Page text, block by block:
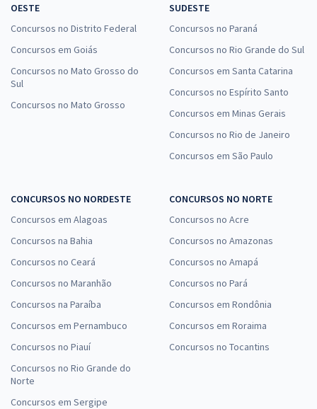
OESTE
Concursos no Distrito Federal
Concursos em Goiás
Concursos no Mato Grosso do
Sul
Concursos no Mato Grosso
SUDESTE
Concursos no Paraná
Concursos no Rio Grande do Sul
Concursos em Santa Catarina
Concursos no Espírito Santo
Concursos em Minas Gerais
Concursos no Rio de Janeiro
Concursos em São Paulo
CONCURSOS NO NORDESTE
Concursos em Alagoas
Concursos na Bahia
Concursos no Ceará
Concursos no Maranhão
Concursos na Paraíba
Concursos em Pernambuco
Concursos no Piauí
Concursos no Rio Grande do
Norte
Concursos em Sergipe
CONCURSOS NO NORTE
Concursos no Acre
Concursos no Amazonas
Concursos no Amapá
Concursos no Pará
Concursos em Rondônia
Concursos em Roraima
Concursos no Tocantins